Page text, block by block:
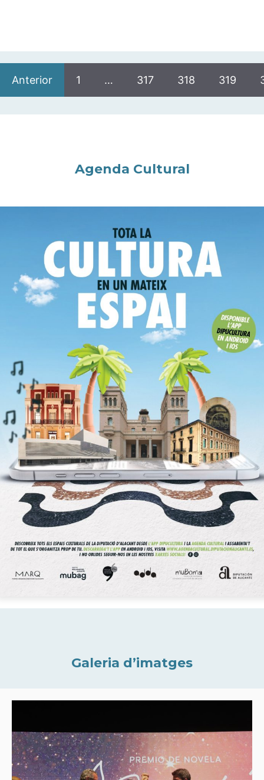
Anterior 1 … 317 318 319
Agenda Cultural
Galeria d’imatges